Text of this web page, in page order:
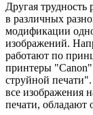
Другая трудность
в различных
модификации
изображений.
работают по
принтеры
струйной
все изображения
печати,